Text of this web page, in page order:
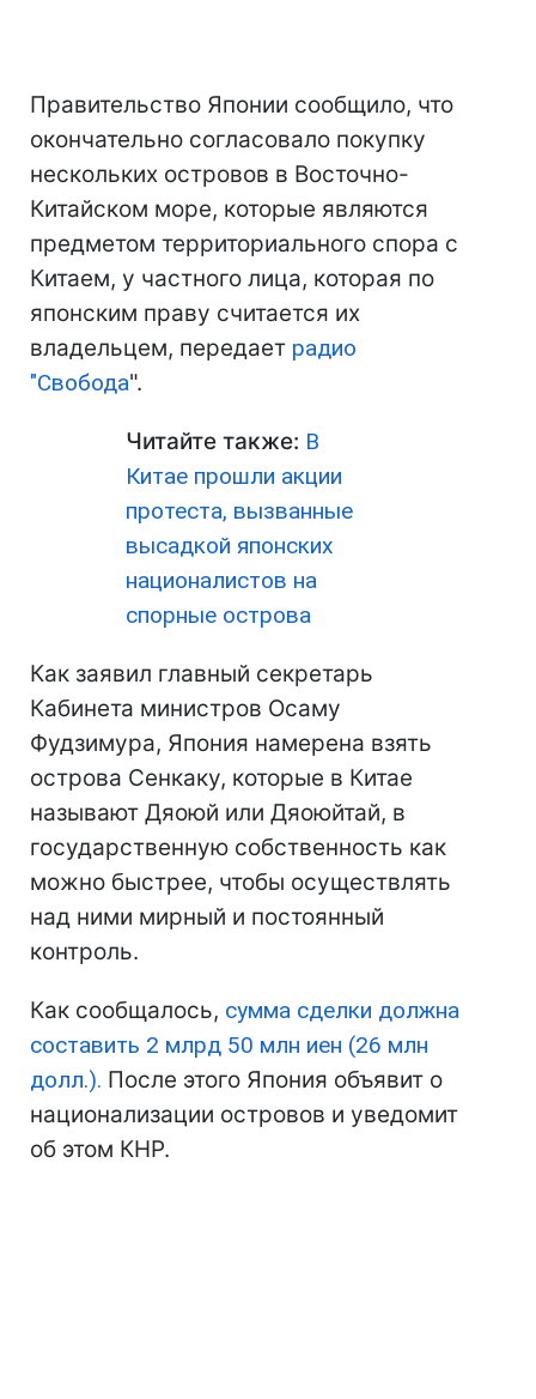
Правительство Японии сообщило, что
окончательно согласовало покупку
нескольких островов в Восточно-
Китайском море, которые являются
предметом территориального спора с
Китаем, у частного лица, которая по
японским праву считается их
владельцем, передает радио
"Свобода".
Читайте также: В
Китае прошли акции
протеста, вызванные
высадкой японских
националистов на
спорные острова
Как заявил главный секретарь
Кабинета министров Осаму
Фудзимура, Япония намерена взять
острова Сенкаку, которые в Китае
называют Дяоюй или Дяоюйтай, в
государственную собственность как
можно быстрее, чтобы осуществлять
над ними мирный и постоянный
контроль.
Как сообщалось, сумма сделки должна
составить 2 млрд 50 млн иен (26 млн
долл.). После этого Япония объявит о
национализации островов и уведомит
об этом КНР.